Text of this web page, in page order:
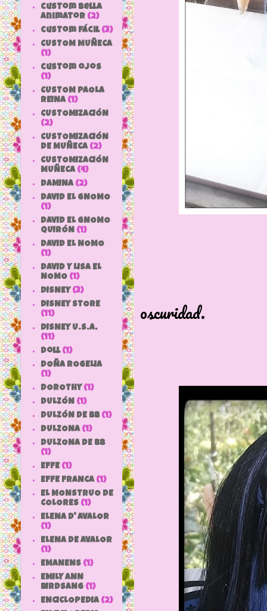
oscuridad.
custom bella
animator (2)
custom fácil (3)
CUSTOM MUÑECA
(1)
custom ojos
(1)
CUSTOM PAOLA
REINA (1)
CUSTOMIZACIÓN
(2)
CUSTOMIZACIÓN
DE MUÑECA (2)
CUSTOMIZACIÓN
MUÑECA (4)
DAMINA (2)
DAVID EL GNOMO
(1)
DAVID EL GNOMO
QUIRÓN (1)
DAVID EL NOMO
(1)
DAVID Y LISA EL
NOMO (1)
DISNEY (3)
DISNEY STORE
(11)
DISNEY U.S.A.
(11)
doll (1)
DOÑA ROGELIA
(1)
DOROTHY (1)
DULZÓN (1)
DULZÓN DE BB (1)
DULZONA (1)
DULZONA DE BB
(1)
EFFE (1)
EFFE FRANCA (1)
EL MONSTRUO DE
COLORES (1)
ELENA D' AVALOR
(1)
ELENA DE AVALOR
(1)
EMANENS (1)
EMILY ANN
BIRDSANG (1)
ENCICLOPEDIA (2)